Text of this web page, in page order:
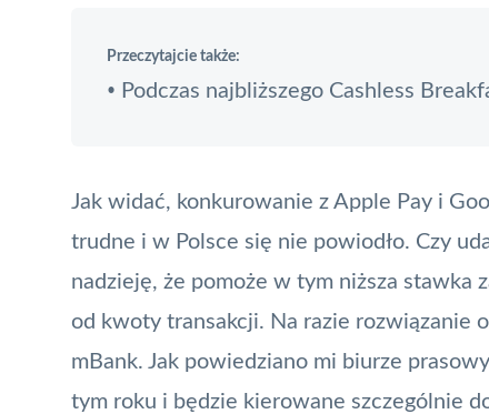
Przeczytajcie także:
• Podczas najbliższego Cashless
Jak widać, konkurowanie z Apple Pay i
trudne i w Polsce się nie powiodło. Czy
nadzieję, że pomoże w tym niższa stawka
od kwoty transakcji. Na razie rozwiązanie
mBank. Jak powiedziano mi biurze
tym roku i będzie kierowane szczególnie